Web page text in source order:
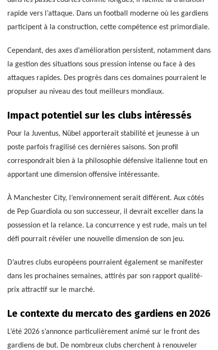
rapide vers l’attaque. Dans un football moderne où les gardiens
participent à la construction, cette compétence est primordiale.
Cependant, des axes d’amélioration persistent, notamment dans
la gestion des situations sous pression intense ou face à des
attaques rapides. Des progrès dans ces domaines pourraient le
propulser au niveau des tout meilleurs mondiaux.
Impact potentiel sur les clubs intéressés
Pour la Juventus, Nübel apporterait stabilité et jeunesse à un
poste parfois fragilisé ces dernières saisons. Son profil
correspondrait bien à la philosophie défensive italienne tout en
apportant une dimension offensive intéressante.
À Manchester City, l’environnement serait différent. Aux côtés
de Pep Guardiola ou son successeur, il devrait exceller dans la
possession et la relance. La concurrence y est rude, mais un tel
défi pourrait révéler une nouvelle dimension de son jeu.
D’autres clubs européens pourraient également se manifester
dans les prochaines semaines, attirés par son rapport qualité-
prix attractif sur le marché.
Le contexte du mercato des gardiens en 2026
L’été 2026 s’annonce particulièrement animé sur le front des
gardiens de but. De nombreux clubs cherchent à renouveler